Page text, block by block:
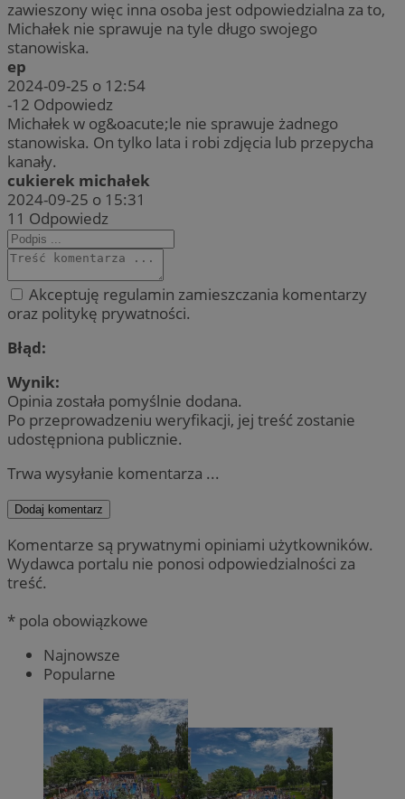
zawieszony więc inna osoba jest odpowiedzialna za to,
Michałek nie sprawuje na tyle długo swojego
stanowiska.
ep
2024-09-25 o 12:54
-12 Odpowiedz
Michałek w og&oacute;le nie sprawuje żadnego
stanowiska. On tylko lata i robi zdjęcia lub przepycha
kanały.
cukierek michałek
2024-09-25 o 15:31
11 Odpowiedz
Akceptuję regulamin zamieszczania komentarzy
oraz politykę prywatności.
Błąd:
Wynik:
Opinia została pomyślnie dodana.
Po przeprowadzeniu weryfikacji, jej treść zostanie
udostępniona publicznie.
Trwa wysyłanie komentarza ...
Dodaj komentarz
Komentarze są prywatnymi opiniami użytkowników.
Wydawca portalu nie ponosi odpowiedzialności za
treść.
* pola obowiązkowe
Najnowsze
Popularne